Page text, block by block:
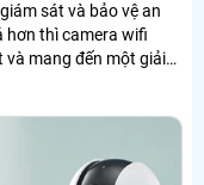
sát và bảo vệ an
hơn thì camera wifi
và mang đến một giải